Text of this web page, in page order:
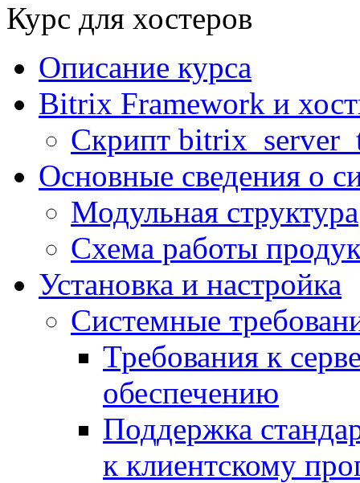
Курс для хостеров
Описание курса
Bitrix Framework и
Скрипт
Основные сведения о
Модульная структура
Схема работы
Установка и настройка
Системные
Требования к
обеспечению
Поддержка
к клиентскому